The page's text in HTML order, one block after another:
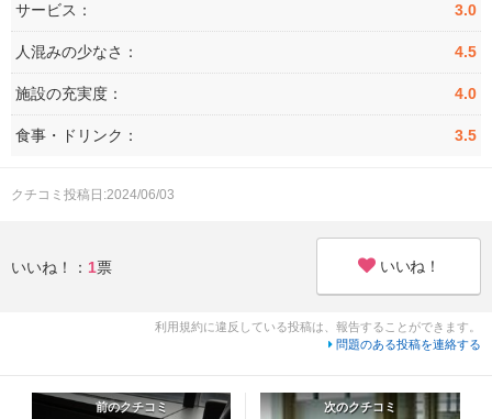
サービス： 3.0
人混みの少なさ： 4.5
施設の充実度： 4.0
食事・ドリンク： 3.5
クチコミ投稿日:2024/06/03
いいね！： 1票 いいね！
利用規約に違反している投稿は、報告することができます。
問題のある投稿を連絡する
前のクチコミ 次のクチコミ